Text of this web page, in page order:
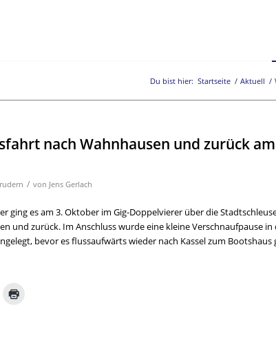
Du bist hier: Startseite / Aktuell /
nach Wahnhausen und zurück am
/ von Jens Gerlach
ging es am 3. Oktober im Gig-Doppelvierer über die
und zurück. Im Anschluss wurde eine kleine Verschnaufpause in
bevor es flussaufwärts wieder nach Kassel zum Bootshaus